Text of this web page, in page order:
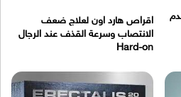
اقراص هارد اون لعلاج ضعف
الانتصاب وسرعة القذف عند الرجال
Hard-on